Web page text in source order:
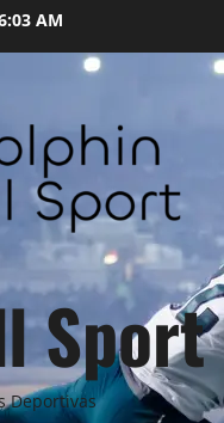
AM
Sport
Deportivas